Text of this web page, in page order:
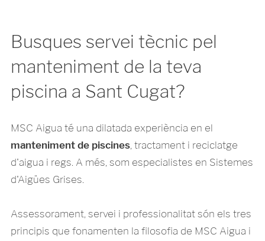
Busques servei tècnic pel
manteniment de la teva
piscina a Sant Cugat?
MSC Aigua té una dilatada experiència en el
manteniment de piscines, tractament i reciclatge
d'aigua i regs. A més, som especialistes en Sistemes
d'Aigües Grises.
Assessorament, servei i professionalitat són els tres
principis que fonamenten la filosofia de MSC Aigua i